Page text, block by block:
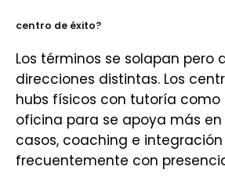
centro de éxito?
Los términos se solapan pero
direcciones distintas. Los
hubs físicos con tutoría como
oficina para se apoya más
casos, coaching e
frecuentemente con